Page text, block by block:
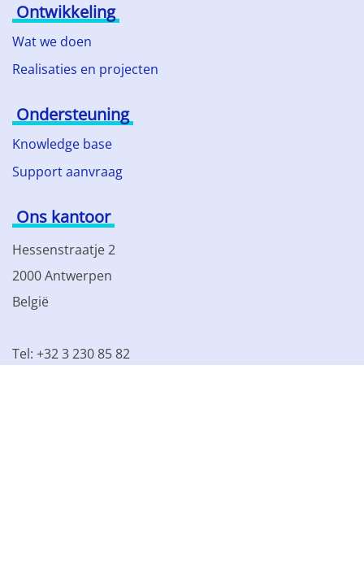
Ontwikkeling
Wat we doen
Realisaties en projecten
Ondersteuning
Knowledge base
Support aanvraag
Ons kantoor
Hessenstraatje 2
2000 Antwerpen
België
Tel: +32 3 230 85 82